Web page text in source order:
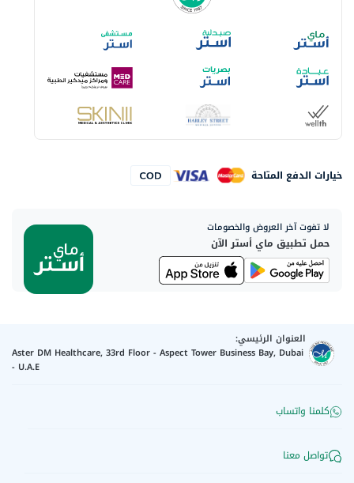
خيارات الدفع المتاحة
لا تفوت آخر العروض والخصومات
حمل تطبيق ماي أستر الآن
العنوان الرئيسي:
Aster DM Healthcare, 33rd Floor - Aspect Tower Business Bay, Dubai
- U.A.E
كلمنا واتساب
تواصل معنا